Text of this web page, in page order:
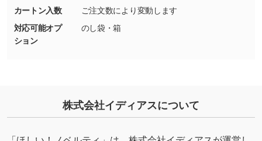
・デザインにQRコードを入れたい／QRコード
を生成してほしい
URLをご指定いただければ、QRコードを生成
カートン入数
ご注文数により変動します
対応可能オプ
ション
のし袋・箱
株式会社イディアスについて